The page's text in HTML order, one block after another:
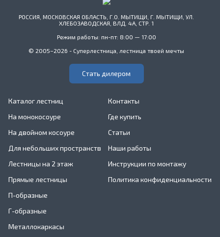
РОССИЯ, МОСКОВСКАЯ ОБЛАСТЬ, Г.О. МЫТИЩИ, Г. МЫТИЩИ, УЛ.
ХЛЕБОЗАВОДСКАЯ, ВЛД. 4А, СТР. 1
Режим работы: пн-пт: 8:00 — 17:00
© 2005–2026 - Суперлестница, лестница твоей мечты
Стать дилером
Каталог лестниц
На монокосоуре
На двойном косоуре
Для небольших пространств
Лестницы на 2 этаж
Прямые лестницы
П-образные
Г-образные
Металлокаркасы
Контакты
Где купить
Статьи
Наши работы
Инструкции по монтажу
Политика конфиденциальности